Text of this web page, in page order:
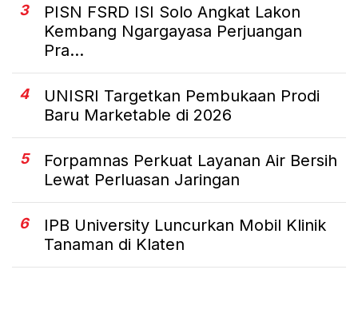
3
PISN FSRD ISI Solo Angkat Lakon
Kembang Ngargayasa Perjuangan
Pra...
4
UNISRI Targetkan Pembukaan Prodi
Baru Marketable di 2026
5
Forpamnas Perkuat Layanan Air Bersih
Lewat Perluasan Jaringan
6
IPB University Luncurkan Mobil Klinik
Tanaman di Klaten